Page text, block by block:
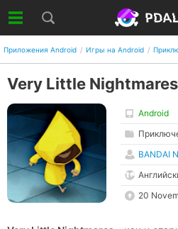
Приложения Android Игры на Android
Very Little Nightmares
Android
BANDAI
20